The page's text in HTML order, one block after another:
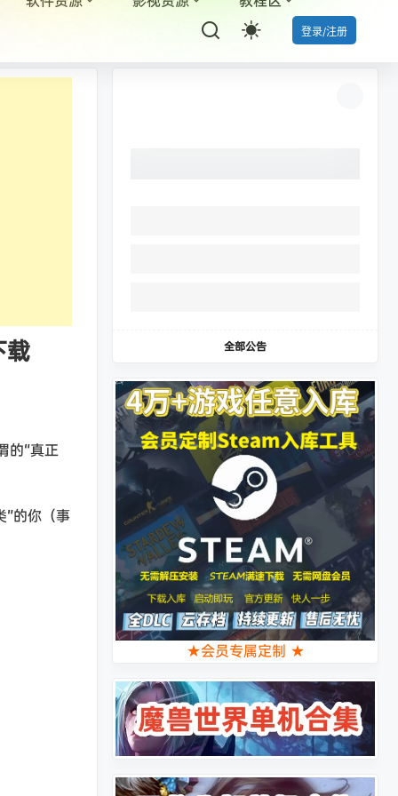
登录/注册
的“真正
”的你（事
全部公告
★会员专属定制 ★